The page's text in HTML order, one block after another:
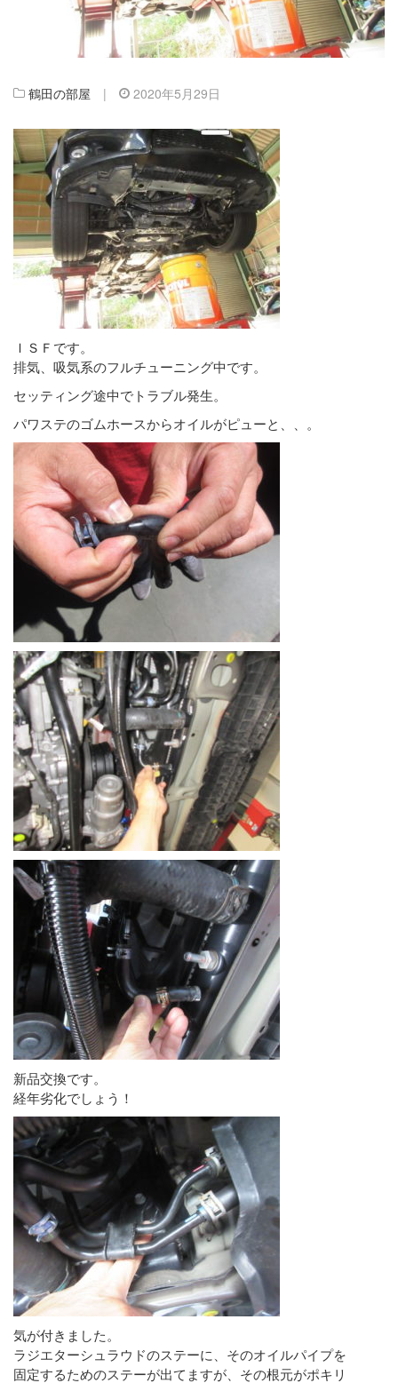
鶴田の部屋 | 2020年5月29日
ＩＳＦです。
排気、吸気系のフルチューニング中です。
セッティング途中でトラブル発生。
パワステのゴムホースからオイルがピューと、、。
新品交換です。
経年劣化でしょう！
気が付きました。
ラジエターシュラウドのステーに、そのオイルパイプを
固定するためのステーが出てますが、その根元がポキリ